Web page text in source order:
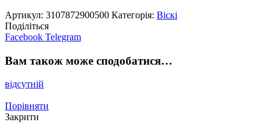
Артикул: 3107872900500 Категорія: Віскі
Поділіться
Facebook Telegram
Вам також може сподобатися…
відсутній
Порівняти
Закрити